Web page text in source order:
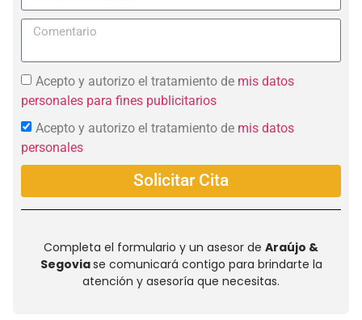
Acepto y autorizo el tratamiento de mis datos
personales para fines publicitarios
Acepto y autorizo el tratamiento de mis datos
personales
Solicitar Cita
Completa el formulario y un asesor de Araújo &
Segoviase comunicará contigo para brindarte la
atención y asesoría que necesitas.